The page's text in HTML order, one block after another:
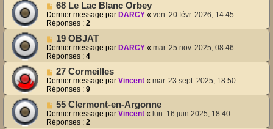
68 Le Lac Blanc Orbey
Dernier message par DARCY « ven. 20 févr. 2026, 14:45
Réponses : 2
19 OBJAT
Dernier message par DARCY « mar. 25 nov. 2025, 08:46
Réponses : 4
27 Cormeilles
Dernier message par Vincent « mar. 23 sept. 2025, 18:50
Réponses : 9
55 Clermont-en-Argonne
Dernier message par Vincent « lun. 16 juin 2025, 18:40
Réponses : 2